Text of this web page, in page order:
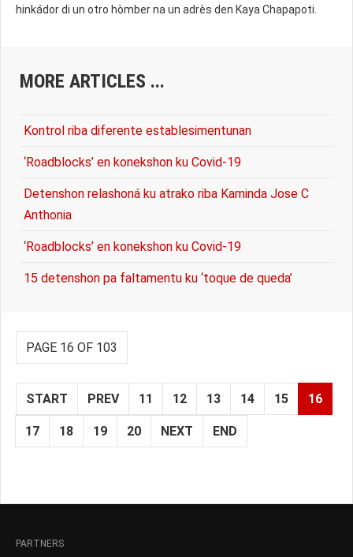
hinkádor di un otro hòmber na un adrès den Kaya Chapapoti.
MORE ARTICLES ...
Kontrol riba diferente establesimentunan
‘Roadblocks’ en konekshon ku Covid-19
Detenshon relashoná ku atrako riba Kaminda Jose C
Anthonia
‘Roadblocks’ en konekshon ku Covid-19
15 detenshon pa faltamentu ku ‘toque de queda’
PAGE 16 OF 103
START PREV 11 12 13 14 15 16
17 18 19 20 NEXT END
PARTNERS